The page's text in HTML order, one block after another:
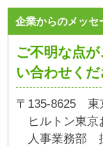
企業からのメッセ
ご不明な点
い合わせくだ
〒135-8625 東
ヒルトン東京
人事業務部